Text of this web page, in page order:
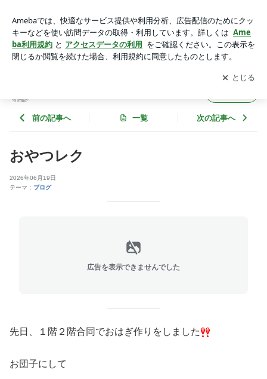
アプリをダウンロードして ブログの更新通知
を受け取りまし
ょう。
開く
前の記事へ 一覧 次の記事へ
おやつレク
2026年06月19日
テーマ： ブログ
広告を表示できませんでした
先日、１階２階合同でおはぎ作りをしました
お団子にして